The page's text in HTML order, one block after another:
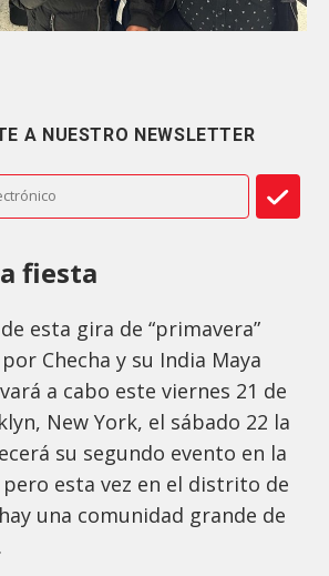
A NUESTRO NEWSLETTER
fiesta
esta gira de “primavera”
Checha y su India Maya
a cabo este viernes 21 de
New York, el sábado 22 la
su segundo evento en la
pero esta vez en el distrito de
una comunidad grande de